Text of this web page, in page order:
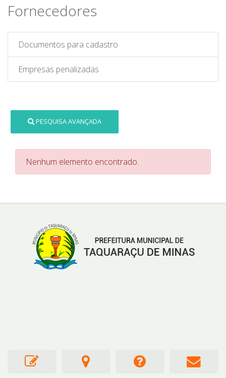
Fornecedores
Documentos para cadastro
Empresas penalizadas
PESQUISA AVANÇADA
Nenhum elemento encontrado.